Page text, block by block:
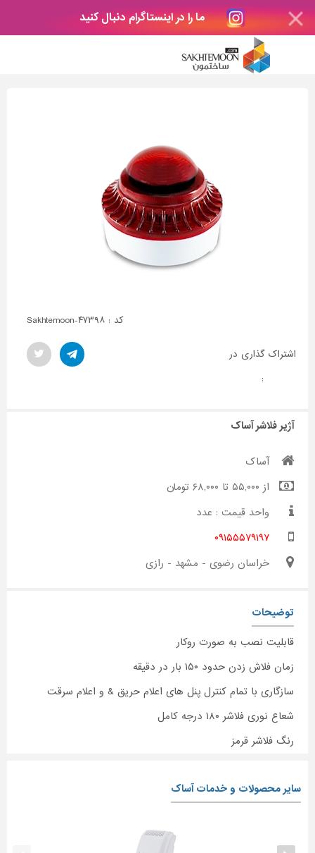
ما را در اینستاگرام دنبال کنید
کد : Sakhtemoon-۴۷۳۹۸
اشتراک گذاری در
:
آژیر فلاشر آساک
آساک
از ۵۵,۰۰۰ تا ۶۸,۰۰۰ تومان
واحد قیمت : عدد
۰۹۱۵۵۵۷۹۱۹۷
خراسان رضوی - مشهد - رازی
توضیحات
قابلیت نصب به صورت روکار
زمان فلاش زدن حدود ۱۵۰ بار در دقیقه
سازگاری با تمام کنترل پنل های اعلام حریق & و اعلام سرقت
شعاع نوری فلاشر ۱۸۰ درجه کامل
رنگ فلاشر قرمز
سایر محصولات و خدمات آساک